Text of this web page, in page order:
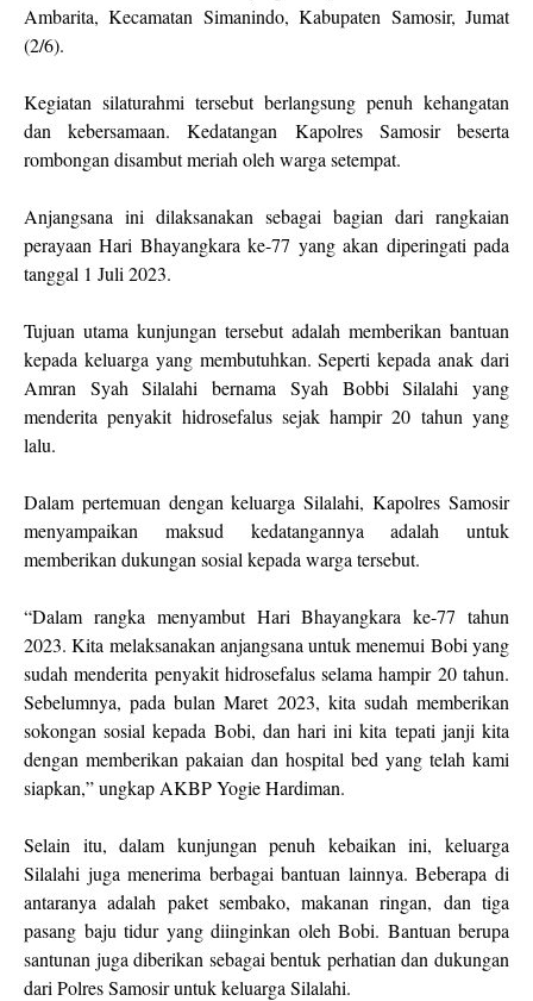
Ambarita, Kecamatan Simanindo, Kabupaten Samosir, Jumat
(2/6).
Kegiatan silaturahmi tersebut berlangsung penuh kehangatan
dan kebersamaan. Kedatangan Kapolres Samosir beserta
rombongan disambut meriah oleh warga setempat.
Anjangsana ini dilaksanakan sebagai bagian dari rangkaian
perayaan Hari Bhayangkara ke-77 yang akan diperingati pada
tanggal 1 Juli 2023.
Tujuan utama kunjungan tersebut adalah memberikan bantuan
kepada keluarga yang membutuhkan. Seperti kepada anak dari
Amran Syah Silalahi bernama Syah Bobbi Silalahi yang
menderita penyakit hidrosefalus sejak hampir 20 tahun yang
lalu.
Dalam pertemuan dengan keluarga Silalahi, Kapolres Samosir
menyampaikan maksud kedatangannya adalah untuk
memberikan dukungan sosial kepada warga tersebut.
“Dalam rangka menyambut Hari Bhayangkara ke-77 tahun
2023. Kita melaksanakan anjangsana untuk menemui Bobi yang
sudah menderita penyakit hidrosefalus selama hampir 20 tahun.
Sebelumnya, pada bulan Maret 2023, kita sudah memberikan
sokongan sosial kepada Bobi, dan hari ini kita tepati janji kita
dengan memberikan pakaian dan hospital bed yang telah kami
siapkan,” ungkap AKBP Yogie Hardiman.
Selain itu, dalam kunjungan penuh kebaikan ini, keluarga
Silalahi juga menerima berbagai bantuan lainnya. Beberapa di
antaranya adalah paket sembako, makanan ringan, dan tiga
pasang baju tidur yang diinginkan oleh Bobi. Bantuan berupa
santunan juga diberikan sebagai bentuk perhatian dan dukungan
dari Polres Samosir untuk keluarga Silalahi.